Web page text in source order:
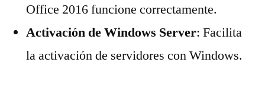
Office 2016 funcione correctamente.
Activación de Windows Server: Facilita
la activación de servidores con Windows.